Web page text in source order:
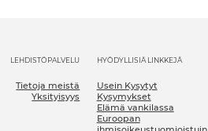
LEHDISTÖPALVELU
Tietoja meistä
Yksityisyys
HYÖDYLLISIÄ LINKKEJÄ
Usein Kysytyt
Kysymykset
Elämä vankilassa
Euroopan